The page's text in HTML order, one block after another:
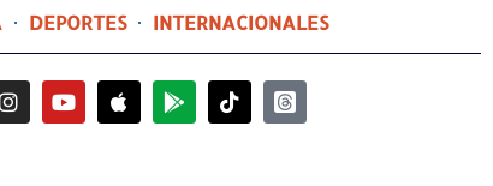
DEPORTES INTERNACIONALES